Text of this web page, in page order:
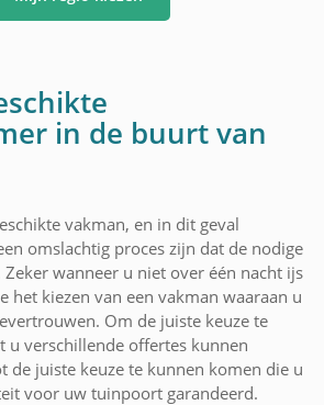
in de buurt van
vakman, en in dit geval
omslachtig proces zijn dat de nodige
wanneer u niet over één nacht ijs
het kiezen van een vakman waaraan u
Om de juiste keuze te
u verschillende offertes kunnen
de juiste keuze te kunnen komen die u
voor uw tuinpoort garandeerd.